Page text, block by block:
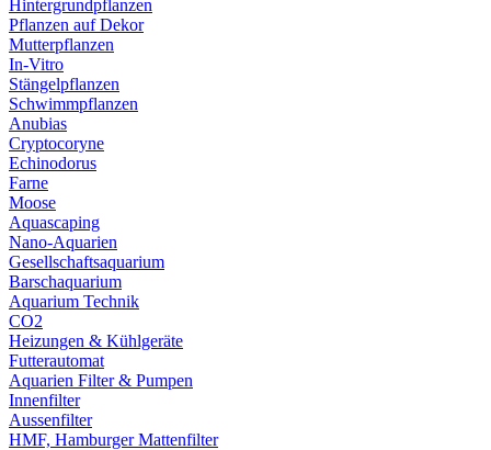
Hintergrundpflanzen
Pflanzen auf Dekor
Mutterpflanzen
In-Vitro
Stängelpflanzen
Schwimmpflanzen
Anubias
Cryptocoryne
Echinodorus
Farne
Moose
Aquascaping
Nano-Aquarien
Gesellschaftsaquarium
Barschaquarium
Aquarium Technik
CO2
Heizungen & Kühlgeräte
Futterautomat
Aquarien Filter & Pumpen
Innenfilter
Aussenfilter
HMF, Hamburger Mattenfilter